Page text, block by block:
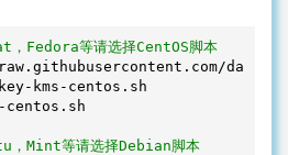
，Fedora等请选择CentOS脚本
kms-centos.sh
centos.sh
，Mint等请选择Debian脚本